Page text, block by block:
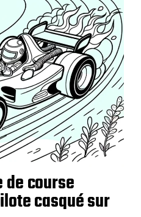
de course
casqué sur